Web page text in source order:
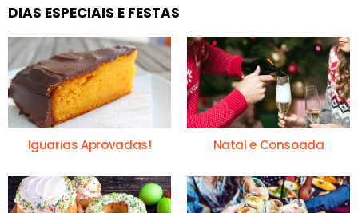
DIAS ESPECIAIS E FESTAS
Iguarias Aprovadas! Natal e Consoada